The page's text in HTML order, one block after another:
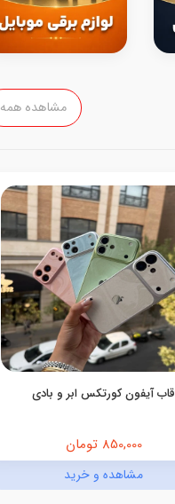
مشاهده همه
قاب آیفون کورتکس ابر و بادی
850,000 تومان
مشاهده و خرید